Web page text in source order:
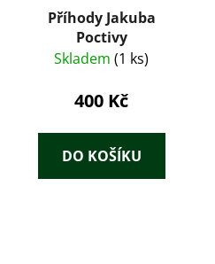
Příhody Jakuba
Poctivy
Skladem (1 ks)
400 Kč
DO KOŠÍKU